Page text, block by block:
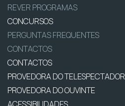
REVER PROGRAMAS
CONCURSOS
PERGUNTAS FREQUENTES
CONTACTOS
CONTACTOS
PROVEDORA DO TELESPECTADOR
PROVEDORA DO OUVINTE